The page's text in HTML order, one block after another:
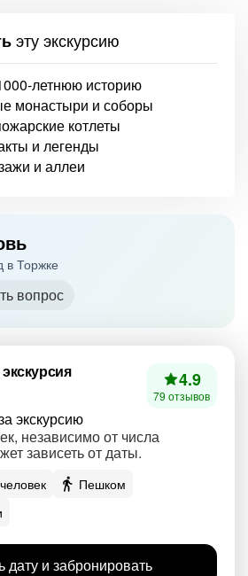
эту экскурсию
летнюю историю
монастыри и соборы
котлеты
и легенды
и аллеи
в Торжке
вопрос
экскурсию
независимо от числа
зависеть от даты.
4.9
79 отзывов
Пешком
дату и забронировать